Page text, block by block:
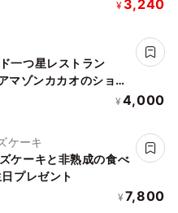
¥ 3,240
一つ星レストラン
マゾンカカオのショコ
¥ 4,000
ケーキ
ケーキと非熟成の食べ
ト 誕生日プレゼント
¥ 7,800